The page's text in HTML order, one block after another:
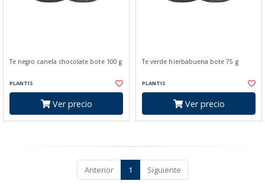
Te negro canela chocolate bote 100 g
PLANTIS
Ver precio
Te verde hierbabuena bote 75 g
PLANTIS
Ver precio
Anterior 1 Siguiente